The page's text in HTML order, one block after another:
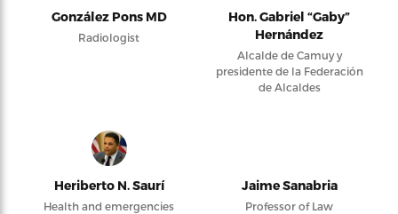
González Pons MD
Radiologist
Hon. Gabriel “Gaby”
Hernández
Alcalde de Camuy y
presidente de la Federación
de Alcaldes
Heriberto N. Saurí
Health and emergencies
Jaime Sanabria
Professor of Law